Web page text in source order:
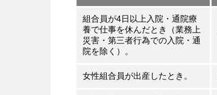
組合員が4日以上入院・通院療
養で仕事を休んだとき（業務上
災害・第三者行為での入院・通
院を除く）。
女性組合員が出産したとき。